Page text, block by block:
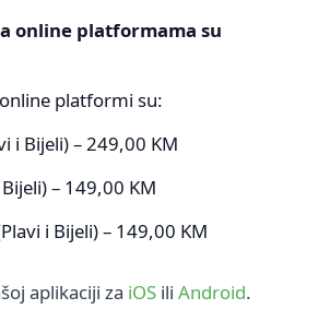
online platformama su
platformi su:
i Bijeli) – 249,00 KM
– 149,00 KM
i Bijeli) – 149,00 KM
aplikaciji za iOS ili Android.